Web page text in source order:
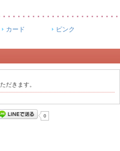
カード ピンク
だきます。
0